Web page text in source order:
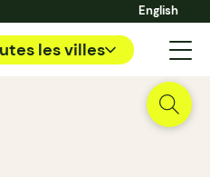
English
les villes